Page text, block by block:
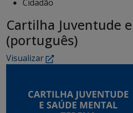
Cidadão
Cartilha Juventude
(português)
Visualizar